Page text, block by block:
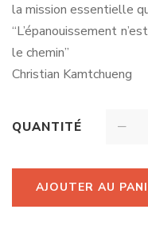
la mission essentielle
“L’épanouissement
le chemin”
Christian Kamtchueng
QUANTITÉ
AJOUTER AU